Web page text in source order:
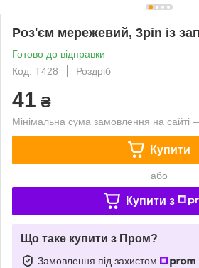
Роз'єм мережевий, 3pin із
Готово до відправки
Код: Т428
Роздріб
41 ₴
Мінімальна сума замовлення на сайті
Купити
або
Купити з
Що таке купити з Пром?
Замовлення під захистом